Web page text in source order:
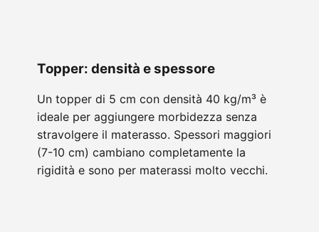
Topper: densità e spessore
Un topper di 5 cm con densità 40 kg/m³ è
ideale per aggiungere morbidezza senza
stravolgere il materasso. Spessori maggiori
(7-10 cm) cambiano completamente la
rigidità e sono per materassi molto vecchi.